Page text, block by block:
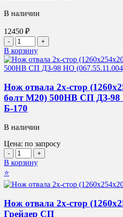
ст
СП
КДМ
В наличии
12450 ₽
Количество
товара
Нож
отвала
(1220х200х12)
(4
отв
500HB
КДМ
В корзину
Нож отвала 2х-стор
болт М20) 500HB СП ДЗ-98
Б-170
В наличии
Цена: по запросу
Количество
товара
Нож
2х-
(1260х254х20)
(9
В корзину
⭐
Нож отвала 2х-стор
Грейдер СП